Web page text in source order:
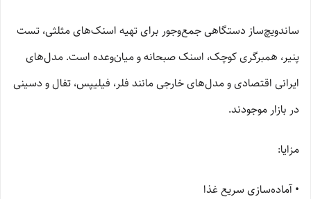
ساندویچ‌ساز دستگاهی جمع‌وجور برای تهیه اسنک‌های مثلثی، تست
پنیر، همبرگری کوچک، اسنک صبحانه و میان‌وعده است. مدل‌های
ایرانی اقتصادی و مدل‌های خارجی مانند فلر، فیلیپس، تفال و دسینی
در بازار موجودند.
مزایا:
• آماده‌سازی سریع غذا